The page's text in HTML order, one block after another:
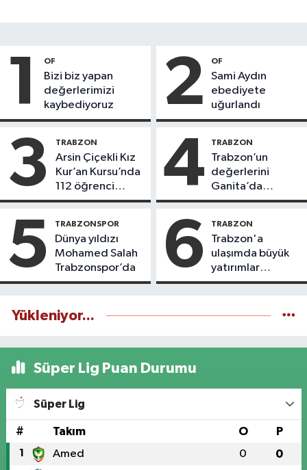
1 OF
Bizi biz yapan
değerlerimizi
kaybediyoruz
2 OF
Sami Aydın
ebediyete
uğurlandı
3 TRABZON
Arsin Çiçekli Kız
Kur’an Kursu’nda
112 öğrenci
icazet aldı
4 TRABZON
Trabzon’un
değerlerini
Ganita’da
yaşatıyoruz
5 TRABZONSPOR
Dünya yıldızı
Mohamed Salah
Trabzonspor’da
6 TRABZON
Trabzon'a
ulaşımda büyük
yatırımlar
yapılıyor
Yükleniyor...
Süper Lig Puan Durumu
Süper Lig
# Takım O P
1 Amed 0 0